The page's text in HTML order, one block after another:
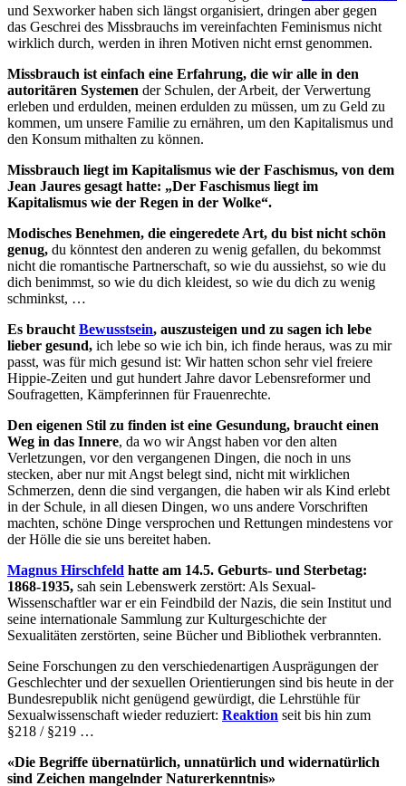
und Sexworker haben sich längst organisiert, dringen aber gegen
das Geschrei des Missbrauchs im vereinfachten Feminismus nicht
wirklich durch, werden in ihren Motiven nicht ernst genommen.
Missbrauch ist einfach eine Erfahrung, die wir alle in den
autoritären Systemen der Schulen, der Arbeit, der Verwertung
erleben und erdulden, meinen erdulden zu müssen, um zu Geld zu
kommen, um unsere Familie zu ernähren, um den Kapitalismus und
den Konsum mithalten zu können.
Missbrauch liegt im Kapitalismus wie der Faschismus, von dem
Jean Jaures gesagt hatte: „Der Faschismus liegt im
Kapitalismus wie der Regen in der Wolke“.
Modisches Benehmen, die eingeredete Art, du bist nicht schön
genug, du könntest den anderen zu wenig gefallen, du bekommst
nicht die romantische Partnerschaft, so wie du aussiehst, so wie du
dich benimmst, so wie du dich kleidest, so wie du dich zu wenig
schminkst, …
Es braucht Bewusstsein, auszusteigen und zu sagen ich lebe
lieber gesund, ich lebe so wie ich bin, ich finde heraus, was zu mir
passt, was für mich gesund ist: Wir hatten schon sehr viel freiere
Hippie-Zeiten und gut hundert Jahre davor Lebensreformer und
Soufragetten, Kämpferinnen für Frauenrechte.
Den eigenen Stil zu finden ist eine Gesundung, braucht einen
Weg in das Innere, da wo wir Angst haben vor den alten
Verletzungen, vor den vergangenen Dingen, die noch in uns
stecken, aber nur mit Angst belegt sind, nicht mit wirklichen
Schmerzen, denn die sind vergangen, die haben wir als Kind erlebt
in der Schule, in all diesen Dingen, wo uns andere Vorschriften
machten, schöne Dinge versprochen und Rettungen mindestens vor
der Hölle die sie uns bereitet haben.
Magnus Hirschfeld hatte am 14.5. Geburts- und Sterbetag:
1868-1935, sah sein Lebenswerk zerstört: Als Sexual-
Wissenschaftler war er ein Feindbild der Nazis, die sein Institut und
seine internationale Sammlung zur Kulturgeschichte der
Sexualitäten zerstörten, seine Bücher und Bibliothek verbrannten.
Seine Forschungen zu den verschiedenartigen Ausprägungen der
Geschlechter und der sexuellen Orientierungen sind bis heute in der
Bundesrepublik nicht genügend gewürdigt, die Lehrstühle für
Sexualwissenschaft wieder reduziert: Reaktion seit bis hin zum
§218 / §219 …
«Die Begriffe übernatürlich, unnatürlich und widernatürlich
sind Zeichen mangelnder Naturerkenntnis»